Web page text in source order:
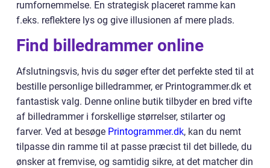
rumfornemmelse. En strategisk placeret ramme kan
f.eks. reflektere lys og give illusionen af mere plads.
Find billedrammer online
Afslutningsvis, hvis du søger efter det perfekte sted til at
bestille personlige billedrammer, er Printogrammer.dk et
fantastisk valg. Denne online butik tilbyder en bred vifte
af billedrammer i forskellige størrelser, stilarter og
farver. Ved at besøge Printogrammer.dk, kan du nemt
tilpasse din ramme til at passe præcist til det billede, du
ønsker at fremvise, og samtidig sikre, at det matcher din